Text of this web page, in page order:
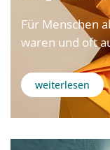
Für Menschen
waren und oft
weiterlesen